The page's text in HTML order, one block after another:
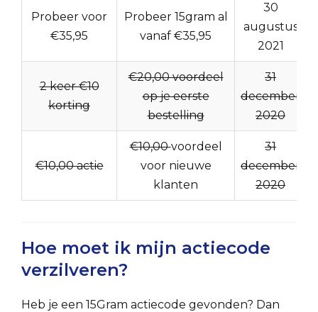
Probeer voor
€35,95
Probeer 15gram al
vanaf €35,95
30
augustus
2021
2 keer €10
korting
€20,00 voordeel
op je eerste
bestelling
31
december
2020
€10,00 actie
€10,00voordeel
voor nieuwe
klanten
31
december
2020
Hoe moet ik mijn actiecode
verzilveren?
Heb je een 15Gram actiecode gevonden? Dan